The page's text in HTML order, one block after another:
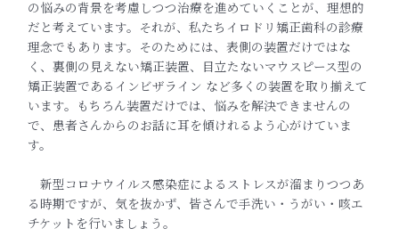
の悩みの背景を考慮しつつ治療を進めていくことが、理想的
だと考えています。それが、私たちイロドリ矯正歯科の診療
理念でもあります。そのためには、表側の装置だけではな
く、裏側の見えない矯正装置、目立たないマウスピース型の
矯正装置であるインビザライン など多くの装置を取り揃えて
います。もちろん装置だけでは、悩みを解決できませんの
で、患者さんからのお話に耳を傾けれるよう心がけていま
す。
新型コロナウイルス感染症によるストレスが溜まりつつあ
る時期ですが、気を抜かず、皆さんで手洗い・うがい・咳エ
チケットを行いましょう。